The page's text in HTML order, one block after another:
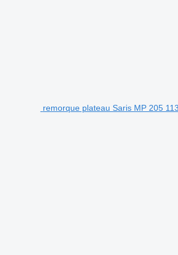
remorque plateau Saris MP 205